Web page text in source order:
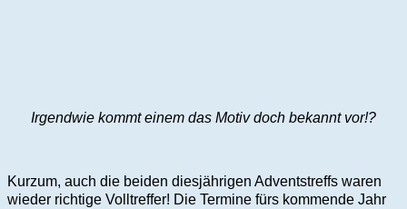
Irgendwie kommt einem das Motiv doch bekannt vor!?
Kurzum, auch die beiden diesjährigen Adventstreffs waren
wieder richtige Volltreffer! Die Termine fürs kommende Jahr